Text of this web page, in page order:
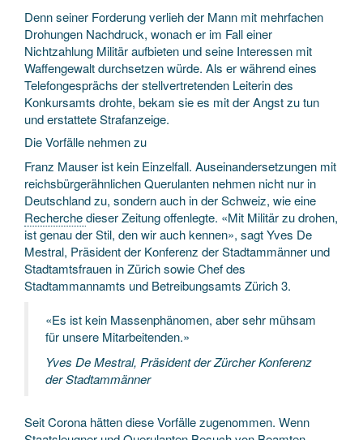
Denn seiner Forderung verlieh der Mann mit mehrfachen
Drohungen Nachdruck, wonach er im Fall einer
Nichtzahlung Militär aufbieten und seine Interessen mit
Waffengewalt durchsetzen würde. Als er während eines
Telefongesprächs der stellvertretenden Leiterin des
Konkursamts drohte, bekam sie es mit der Angst zu tun
und erstattete Strafanzeige.
Die Vorfälle nehmen zu
Franz Mauser ist kein Einzelfall. Auseinandersetzungen mit
reichsbürgerähnlichen Querulanten nehmen nicht nur in
Deutschland zu, sondern auch in der Schweiz, wie eine
Recherchedieser Zeitung offenlegte. «Mit Militär zu drohen,
ist genau der Stil, den wir auch kennen», sagt Yves De
Mestral, Präsident der Konferenz der Stadtammänner und
Stadtamtsfrauen in Zürich sowie Chef des
Stadtammannamts und Betreibungsamts Zürich 3.
«Es ist kein Massenphänomen, aber sehr mühsam
für unsere Mitarbeitenden.»
Yves De Mestral, Präsident der Zürcher Konferenz
der Stadtammänner
Seit Corona hätten diese Vorfälle zugenommen. Wenn